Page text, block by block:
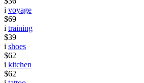
i voyage
$69
i training
$39
i shoes
$62
i kitchen
$62